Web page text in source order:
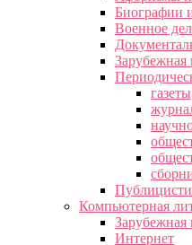
Биографии
Военное
Зарубежная
газеты
Компьютерная
Зарубежная
Интернет